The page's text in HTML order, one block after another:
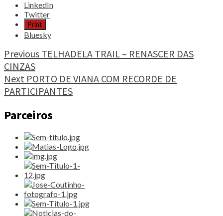
post
"ANA
LEITE
JOSÉ
BORGES
CAMPEÕES
NACIONAIS
ENDURO"
LinkedIn
Twitter
Print
Bluesky
Continue
Reading
Previous TELHADELA TRAIL – RENASCER DAS
CINZAS
Next PORTO DE VIANA COM RECORDE DE
PARTICIPANTES
Parceiros